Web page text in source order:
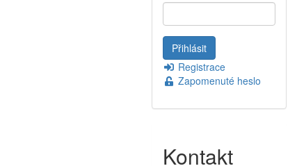
Registrace
Zapomenuté heslo
Kontakt